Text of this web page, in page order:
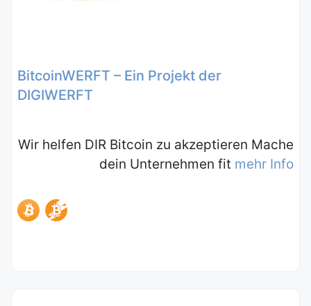
BitcoinWERFT – Ein Projekt der
DIGIWERFT
Wir helfen DIR Bitcoin zu akzeptieren Mache
dein Unternehmen fit mehr Info